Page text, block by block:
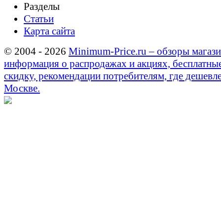
Разделы
Статьи
Карта сайта
© 2004 - 2026 Minimum-Price.ru – обзоры
информация о распродажах и акциях,
скидку, рекомендации потребителям, где
Москве.